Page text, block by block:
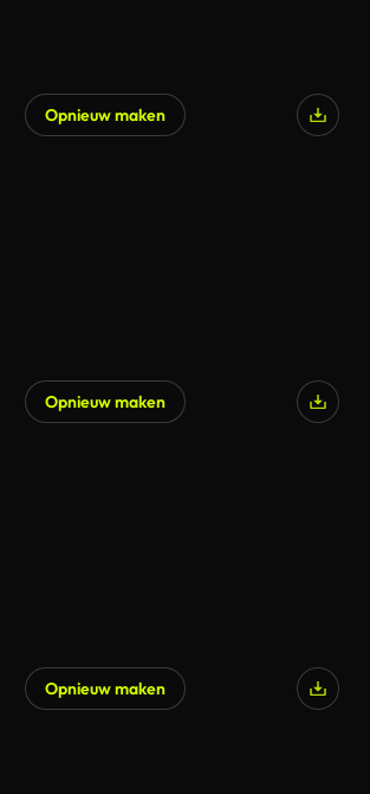
Opnieuw maken
Opnieuw maken
Opnieuw maken